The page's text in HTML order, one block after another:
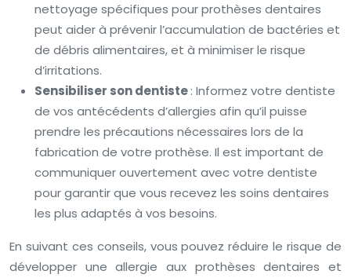
nettoyage spécifiques pour prothèses dentaires
peut aider à prévenir l’accumulation de bactéries et
de débris alimentaires, et à minimiser le risque
d’irritations.
Sensibiliser son dentiste: Informez votre dentiste
de vos antécédents d’allergies afin qu’il puisse
prendre les précautions nécessaires lors de la
fabrication de votre prothèse. Il est important de
communiquer ouvertement avec votre dentiste
pour garantir que vous recevez les soins dentaires
les plus adaptés à vos besoins.
En suivant ces conseils, vous pouvez réduire le risque de
développer une allergie aux prothèses dentaires et